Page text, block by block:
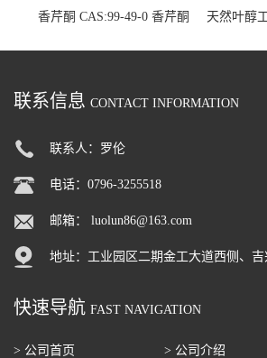
香芹酮 CAS:99-49-0 香芹酮
天然叶醇
联系信息 CONTACT INFORMATION
联系人：罗伦
电话：0796-3255518
邮箱： luolun86@163.com
地址：工业园区二期金工大道西侧、吉
快速导航 FAST NAVIGATION
> 公司首页
> 公司介绍